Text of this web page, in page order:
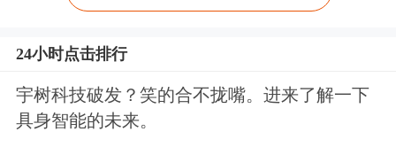
24小时点击排行
宇树科技破发？笑的合不拢嘴。进来了解一下
具身智能的未来。